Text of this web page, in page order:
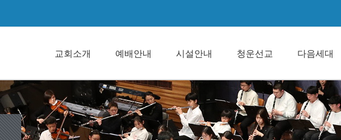
교회소개 예배안내 시설안내 청운선교 다음세대